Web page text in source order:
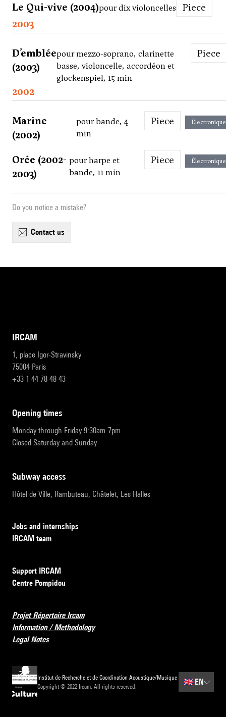
Le Qui-vive (2004)pour dix violoncelles
Piece
2003
D’emblée
(2003)
pour mezzo-soprano, clarinette
basse, violoncelle, accordéon et
glockenspiel, 15 min
Piece
2002
Marine
(2002)
pour bande, 4
min
Piece Électronique
Orée (2002-
2003)
pour harpe et
bande, 11 min
Piece Électronique
Do you notice a mistake?
contact us
IRCAM
1, place Igor-Stravinsky
75004 Paris
+33 1 44 78 48 43
opening times
Monday through Friday 9:30am-7pm
Closed Saturday and Sunday
subway access
Hôtel de Ville, Rambuteau, Châtelet, Les Halles
Jobs and internships
IRCAM team
Support IRCAM
Centre Pompidou
Projet Répertoire Ircam
Information / Methodology
Legal Notes
Institut de Recherche et de Coordination Acoustique/Musique
Copyright © 2022 Ircam. All rights reserved.
🇬🇧 EN